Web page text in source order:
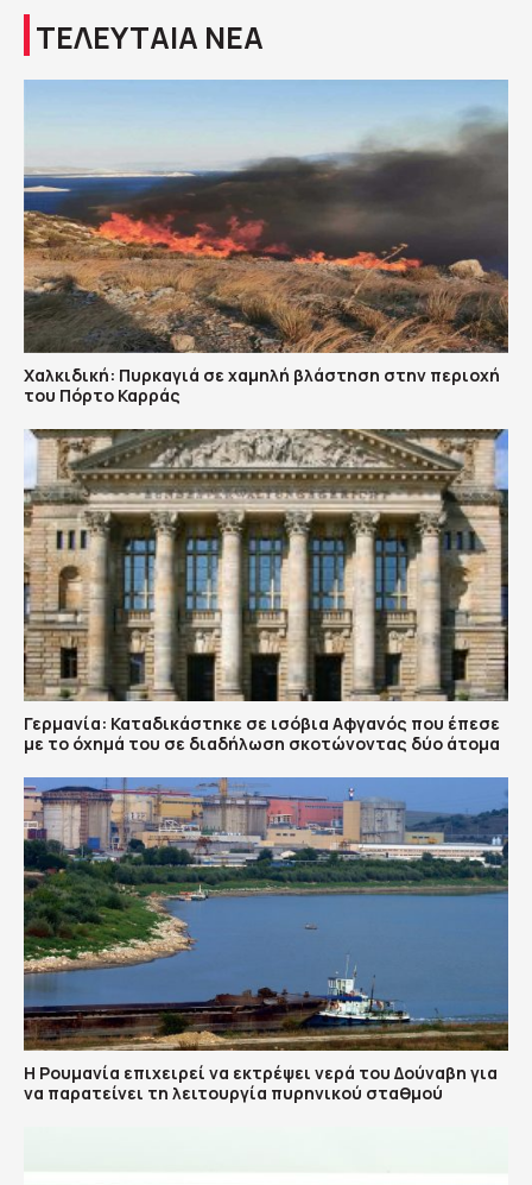
ΤΕΛΕΥΤΑΙΑ ΝΕΑ
Χαλκιδική: Πυρκαγιά σε χαμηλή βλάστηση στην περιοχή
του Πόρτο Καρράς
Γερμανία: Καταδικάστηκε σε ισόβια Αφγανός που έπεσε
με το όχημά του σε διαδήλωση σκοτώνοντας δύο άτομα
Η Ρουμανία επιχειρεί να εκτρέψει νερά του Δούναβη για
να παρατείνει τη λειτουργία πυρηνικού σταθμού